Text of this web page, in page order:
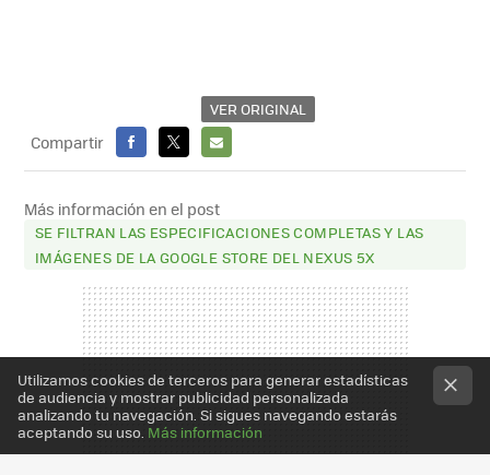
VER ORIGINAL
Compartir
FACEBOOK
X
E-
MAIL
Más información en el post
SE FILTRAN LAS ESPECIFICACIONES COMPLETAS Y LAS
IMÁGENES DE LA GOOGLE STORE DEL NEXUS 5X
Utilizamos cookies de terceros para generar estadísticas
de audiencia y mostrar publicidad personalizada
analizando tu navegación. Si sigues navegando estarás
aceptando su uso. Más información